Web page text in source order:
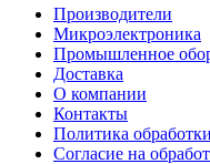
Производители
Микроэлектроника
Промышленное
Доставка
О компании
Контакты
Политика
Согласие на